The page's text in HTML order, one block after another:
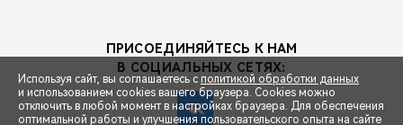
ПРИСОЕДИНЯЙТЕСЬ К НАМ
В СОЦИАЛЬНЫХ СЕТЯХ:
Используя сайт, вы соглашаетесь с политикой обработки данных
и использованием cookies вашего браузера. Cookies можно
отключить в любой момент в настройках браузера. Для обеспечения
оптимальной работы и улучшения пользовательского опыта на сайте